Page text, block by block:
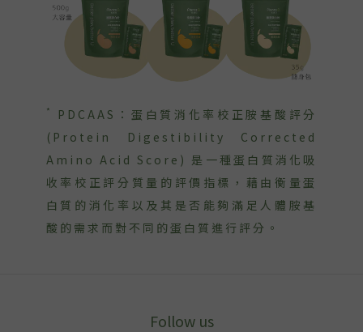
*
PDCAAS：蛋白質消化率校正胺基酸評分
(Protein Digestibility Corrected
Amino Acid Score) 是一種蛋白質消化吸
收率校正評分質量的評價指標，藉由衡量蛋
白質的消化率以及其是否能夠滿足人體胺基
酸的需求而對不同的蛋白質進行評分。
Follow us